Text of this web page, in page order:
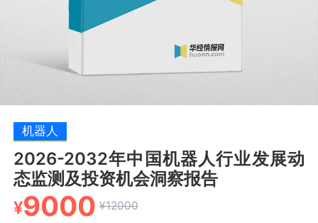
机器人
2026-2032年中国机器人行业发展动
态监测及投资机会洞察报告
¥9000 ¥12000